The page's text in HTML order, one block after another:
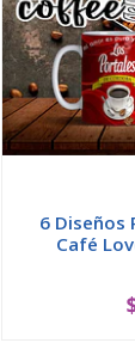
6 Diseños
Café